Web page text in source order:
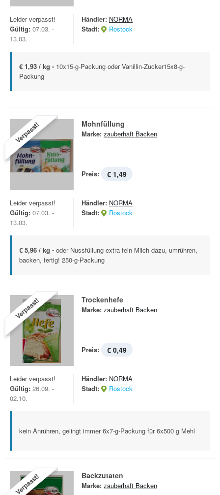
Leider verpasst!
Gültig: 07.03. -
13.03.
Händler: NORMA
Stadt:
Rostock
€ 1,93 / kg - 10x15-g-Packung oder Vanillin-Zucker15x8-g-
Packung
Verpasst! Mohnfüllung
Marke: zauberhaft Backen
Preis: € 1,49
Leider verpasst!
Gültig: 07.03. -
13.03.
Händler: NORMA
Stadt:
Rostock
€ 5,96 / kg - oder Nussfüllung extra fein Milch dazu, umrühren,
backen, fertig! 250-g-Packung
Verpasst! Trockenhefe
Marke: zauberhaft Backen
Preis: € 0,49
Leider verpasst!
Gültig: 26.09. -
02.10.
Händler: NORMA
Stadt:
Rostock
kein Anrühren, gelingt immer 6x7-g-Packung für 6x500 g Mehl
Verpasst! Backzutaten
Marke: zauberhaft Backen